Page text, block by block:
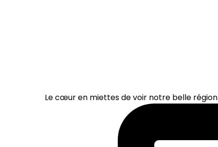
Le cœur en miettes de voir notre belle